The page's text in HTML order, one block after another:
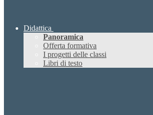
Didattica
Panoramica
Offerta formativa
I progetti delle classi
Libri di testo